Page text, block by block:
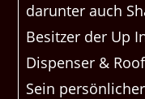
darunter auch
Besitzer der Up
Dispenser &
Sein